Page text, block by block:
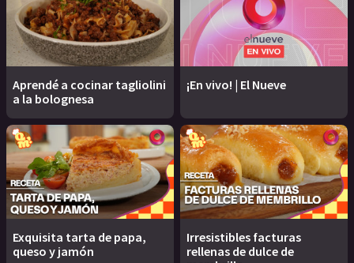
Aprendé a cocinar tagliolini
a la bolognesa
¡En vivo! | El Nueve
Exquisita tarta de papa,
queso y jamón
Irresistibles facturas
rellenas de dulce de